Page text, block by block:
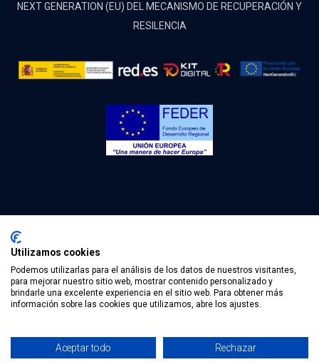
NEXT GENERATION (EU) DEL MECANISMO DE RECUPERACIÓN Y
RESILENCIA
(c) 2022 Olpe Ingeniería. Todos los derechos reservados.
Aviso Legal . Política de privacidad . Política de cookies.
Utilizamos cookies
Podemos utilizarlas para el análisis de los datos de nuestros visitantes,
para mejorar nuestro sitio web, mostrar contenido personalizado y
brindarle una excelente experiencia en el sitio web. Para obtener más
información sobre las cookies que utilizamos, abre los ajustes.
Aceptar todo Rechazar